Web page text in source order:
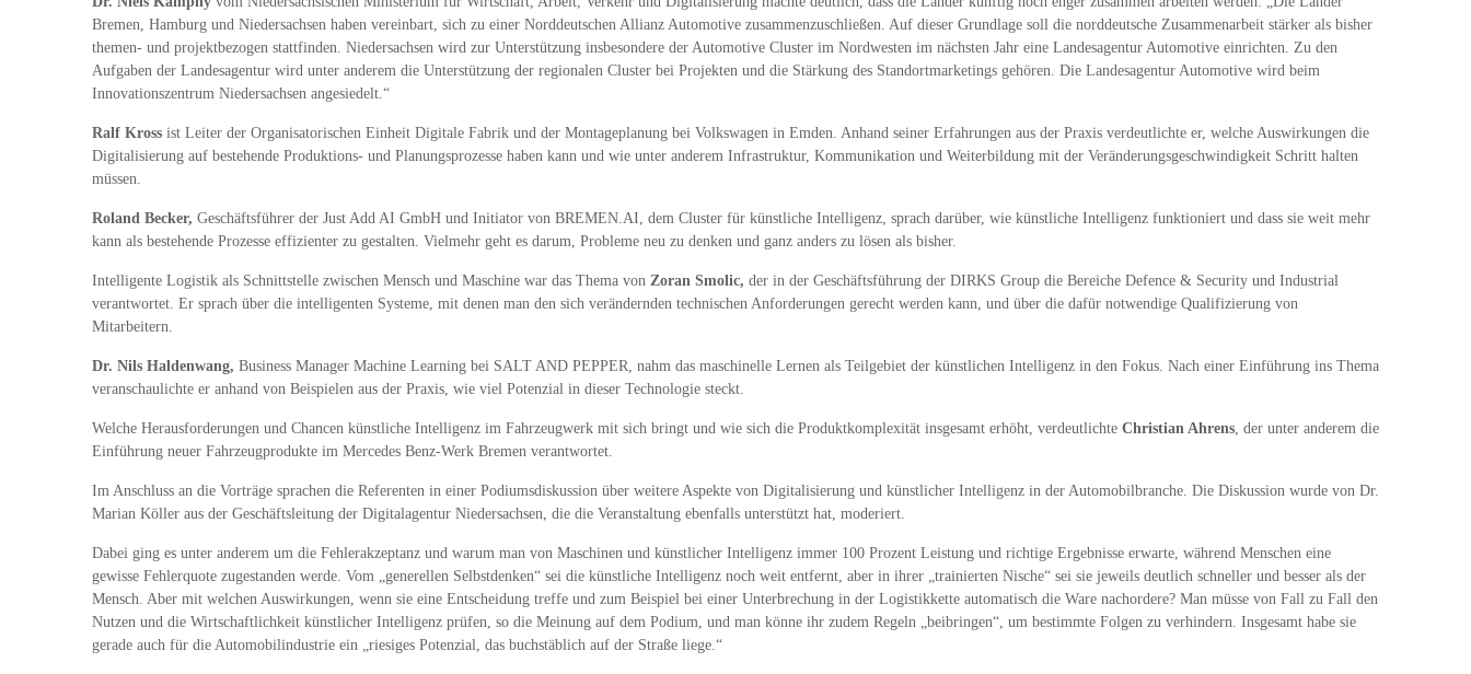
Bremen, Hamburg und Niedersachsen haben vereinbart, sich zu einer Norddeutschen Allianz Automotive zusammenzuschließen. Auf dieser Grundlage soll die norddeutsche Zusammenarbeit stärker als bisher
themen- und projektbezogen stattfinden. Niedersachsen wird zur Unterstützung insbesondere der Automotive Cluster im Nordwesten im nächsten Jahr eine Landesagentur Automotive einrichten. Zu den
Aufgaben der Landesagentur wird unter anderem die Unterstützung der regionalen Cluster bei Projekten und die Stärkung des Standortmarketings gehören. Die Landesagentur Automotive wird beim
Innovationszentrum Niedersachsen angesiedelt.“
Ralf Kross ist Leiter der Organisatorischen Einheit Digitale Fabrik und der Montageplanung bei Volkswagen in Emden. Anhand seiner Erfahrungen aus der Praxis verdeutlichte er, welche Auswirkungen die
Digitalisierung auf bestehende Produktions- und Planungsprozesse haben kann und wie unter anderem Infrastruktur, Kommunikation und Weiterbildung mit der Veränderungsgeschwindigkeit Schritt halten
müssen.
Roland Becker, Geschäftsführer der Just Add AI GmbH und Initiator von BREMEN.AI, dem Cluster für künstliche Intelligenz, sprach darüber, wie künstliche Intelligenz funktioniert und dass sie weit mehr
kann als bestehende Prozesse effizienter zu gestalten. Vielmehr geht es darum, Probleme neu zu denken und ganz anders zu lösen als bisher.
Intelligente Logistik als Schnittstelle zwischen Mensch und Maschine war das Thema von Zoran Smolic, der in der Geschäftsführung der DIRKS Group die Bereiche Defence & Security und Industrial
verantwortet. Er sprach über die intelligenten Systeme, mit denen man den sich verändernden technischen Anforderungen gerecht werden kann, und über die dafür notwendige Qualifizierung von
Mitarbeitern.
Dr. Nils Haldenwang, Business Manager Machine Learning bei SALT AND PEPPER, nahm das maschinelle Lernen als Teilgebiet der künstlichen Intelligenz in den Fokus. Nach einer Einführung ins Thema
veranschaulichte er anhand von Beispielen aus der Praxis, wie viel Potenzial in dieser Technologie steckt.
Welche Herausforderungen und Chancen künstliche Intelligenz im Fahrzeugwerk mit sich bringt und wie sich die Produktkomplexität insgesamt erhöht, verdeutlichte Christian Ahrens, der unter anderem die
Einführung neuer Fahrzeugprodukte im Mercedes Benz-Werk Bremen verantwortet.
Im Anschluss an die Vorträge sprachen die Referenten in einer Podiumsdiskussion über weitere Aspekte von Digitalisierung und künstlicher Intelligenz in der Automobilbranche. Die Diskussion wurde von Dr.
Marian Köller aus der Geschäftsleitung der Digitalagentur Niedersachsen, die die Veranstaltung ebenfalls unterstützt hat, moderiert.
Dabei ging es unter anderem um die Fehlerakzeptanz und warum man von Maschinen und künstlicher Intelligenz immer 100 Prozent Leistung und richtige Ergebnisse erwarte, während Menschen eine
gewisse Fehlerquote zugestanden werde. Vom „generellen Selbstdenken“ sei die künstliche Intelligenz noch weit entfernt, aber in ihrer „trainierten Nische“ sei sie jeweils deutlich schneller und besser als der
Mensch. Aber mit welchen Auswirkungen, wenn sie eine Entscheidung treffe und zum Beispiel bei einer Unterbrechung in der Logistikkette automatisch die Ware nachordere? Man müsse von Fall zu Fall den
Nutzen und die Wirtschaftlichkeit künstlicher Intelligenz prüfen, so die Meinung auf dem Podium, und man könne ihr zudem Regeln „beibringen“, um bestimmte Folgen zu verhindern. Insgesamt habe sie
gerade auch für die Automobilindustrie ein „riesiges Potenzial, das buchstäblich auf der Straße liege.“